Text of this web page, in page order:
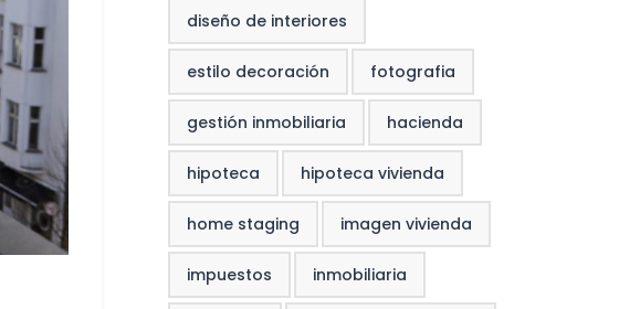
diseño de interiores
estilo decoración fotografia
gestión inmobiliaria hacienda
hipoteca hipoteca vivienda
home staging imagen vivienda
impuestos inmobiliaria